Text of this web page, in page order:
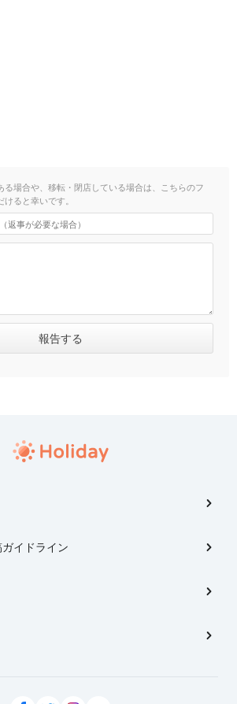
る場合や、移転・閉店している場合は、こちらのフ
ると幸いです。
イドライン